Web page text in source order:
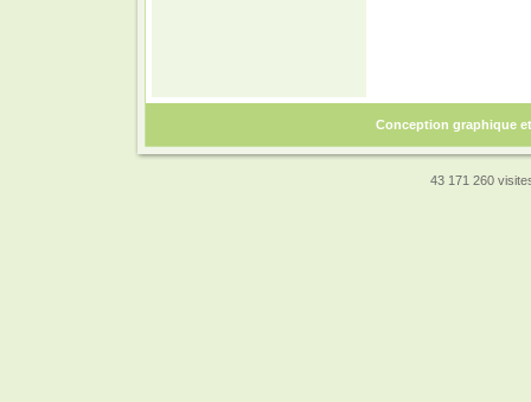
Conception graphique
43 171 260